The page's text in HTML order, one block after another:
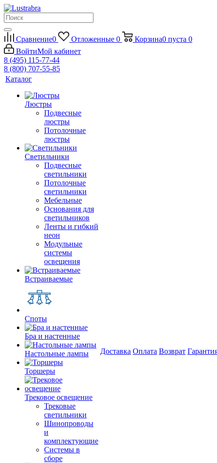
Сравнение0 Отложенные 0 Корзина0 пуста 0
ВойтиМой кабинет
8 (495) 115-77-44
8 (800) 707-55-85
Каталог
Люстры
Подвесные
люстры
Потолочные
люстры
Светильники
Подвесные
светильники
Потолочные
светильники
Мебельные
Основания для
светильников
Ленты и гибкий
неон
Модульные
системы
освещения
Встраиваемые
Споты
Бра и настенные
Настольные лампы
Торшеры
Трековое освещение
Трековые
светильники
Шинопроводы
и
комплектующие
Системы в
сборе
Доставка Оплата Возврат